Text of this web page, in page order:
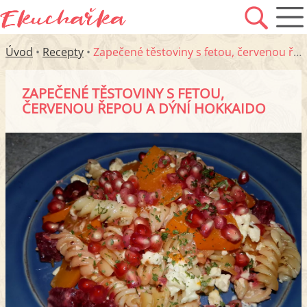
Úvod • Recepty • Zapečené těstoviny s fetou, červenou řepou a dýní Hokkaido
ZAPEČENÉ TĚSTOVINY S FETOU,
ČERVENOU ŘEPOU A DÝNÍ HOKKAIDO